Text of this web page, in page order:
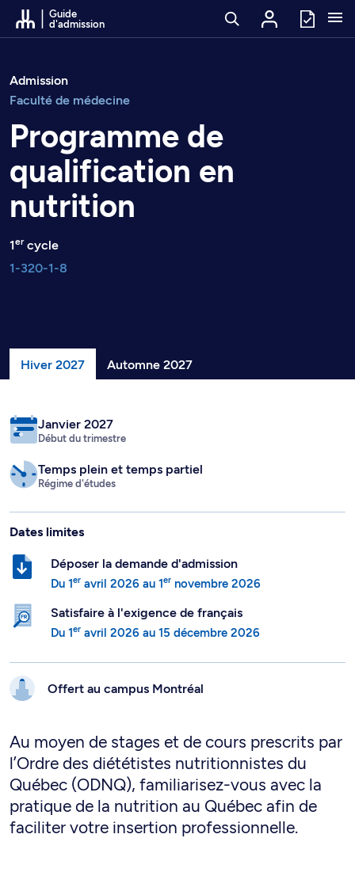
Passer au contenu
Guide
d'admission
Admission
Faculté de médecine
Programme de
qualification en
nutrition
1ercycle
1-320-1-8
Hiver 2027 Automne 2027
Janvier 2027
Début du trimestre
Temps plein et temps partiel
Régime d'études
Dates limites
Déposer la demande d'admission
Du 1er avril 2026 au 1er novembre 2026
Satisfaire à l'exigence de français
Du 1er avril 2026 au 15 décembre 2026
Offert au campus Montréal
Au moyen de stages et de cours prescrits par
l’Ordre des diététistes nutritionnistes du
Québec (ODNQ), familiarisez-vous avec la
pratique de la nutrition au Québec afin de
faciliter votre insertion professionnelle.